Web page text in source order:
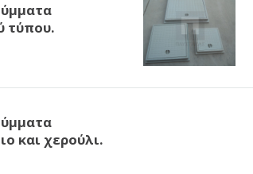
τύπου.
και χερούλι.